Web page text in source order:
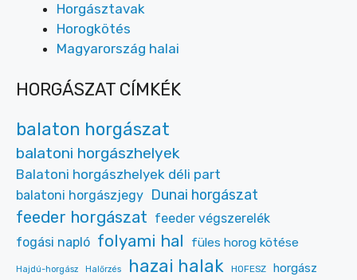
Horgásztavak
Horogkötés
Magyarország halai
HORGÁSZAT CÍMKÉK
balaton horgászat
balatoni horgászhelyek
Balatoni horgászhelyek déli part
balatoni horgászjegy Dunai horgászat
feeder horgászat feeder végszerelék
fogási napló folyami hal füles horog kötése
Hajdú-horgász Halőrzés hazai halak HOFESZ horgász